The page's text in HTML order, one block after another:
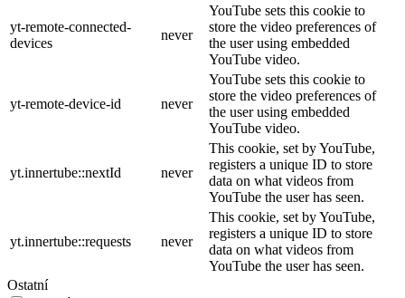
yt-remote-connected-
devices
never
YouTube sets this cookie to
store the video preferences of
the user using embedded
YouTube video.
yt-remote-device-id never
YouTube sets this cookie to
store the video preferences of
the user using embedded
YouTube video.
yt.innertube::nextId never
This cookie, set by YouTube,
registers a unique ID to store
data on what videos from
YouTube the user has seen.
yt.innertube::requests never
This cookie, set by YouTube,
registers a unique ID to store
data on what videos from
YouTube the user has seen.
Ostatní